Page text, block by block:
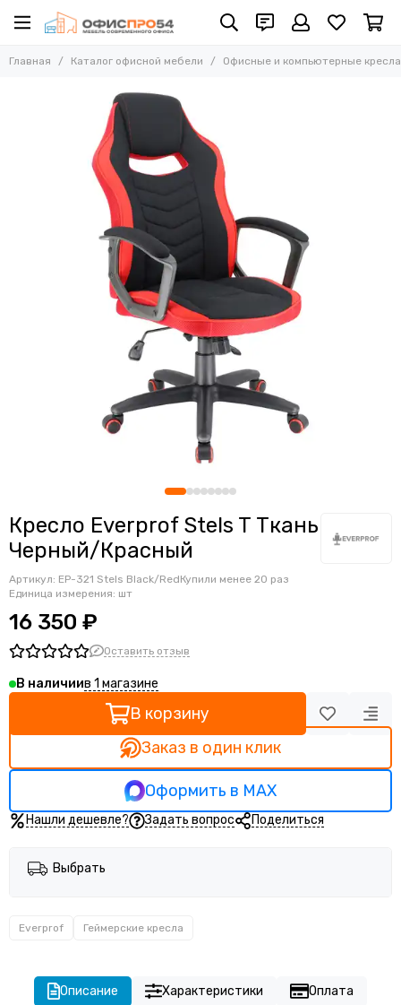
Офисные и компьютерные кресла
Офисные стулья
Складные стулья
Офисные кресла для персонала
Кресла для руководителей
Усиленные кресла (до 250 кг)
Конференц-кресла
Эргономичные кресла
Кресла для домашнего офиса
Офисные кресла Samurai
Офисные кресла Ergolife
Офисные кресла Yoga
Офисные кресла Move
Многоместные секции
Ортопедические кресла
Геймерские кресла
Главная Каталог офисной мебели Офисные и компьютерные кресла
Кресло Everprof Stels T Ткань
Черный/Красный
Артикул: EP-321 Stels Black/RedКупили менее 20 раз
Единица измерения: шт
16 350 ₽
Оставить отзыв
В наличиив 1 магазине
В корзину
Заказ в один клик
Оформить в MAX
Нашли дешевле? Задать вопрос Поделиться
Выбрать
Everprof Геймерские кресла
Описание Характеристики
Оплата